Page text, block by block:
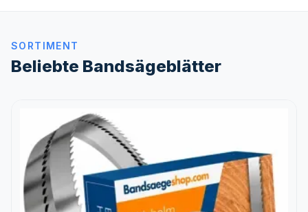
SORTIMENT
Beliebte Bandsägeblätter